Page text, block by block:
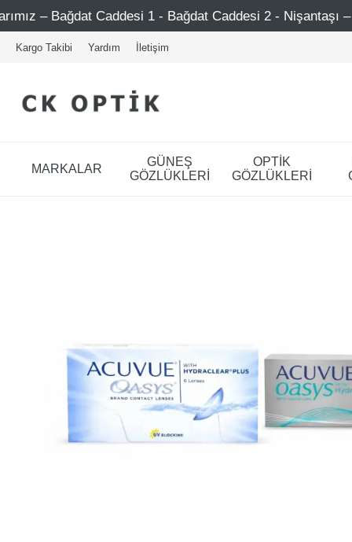
Caddesi 1 - Bağdat Caddesi 2 - Nişantaşı – Etiler –
Kargo Takibi Yardım İletişim
MARKALAR
GÜNEŞ
GÖZLÜKLERİ
OPTİK
GÖZLÜKLERİ